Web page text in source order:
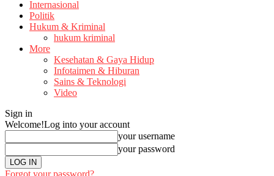
Internasional
Politik
Hukum & Kriminal
hukum kriminal
More
Kesehatan & Gaya Hidup
Infotaimen & Hiburan
Sains & Teknologi
Video
Sign in
Welcome!Log into your account
your username
your password
Forgot your password?